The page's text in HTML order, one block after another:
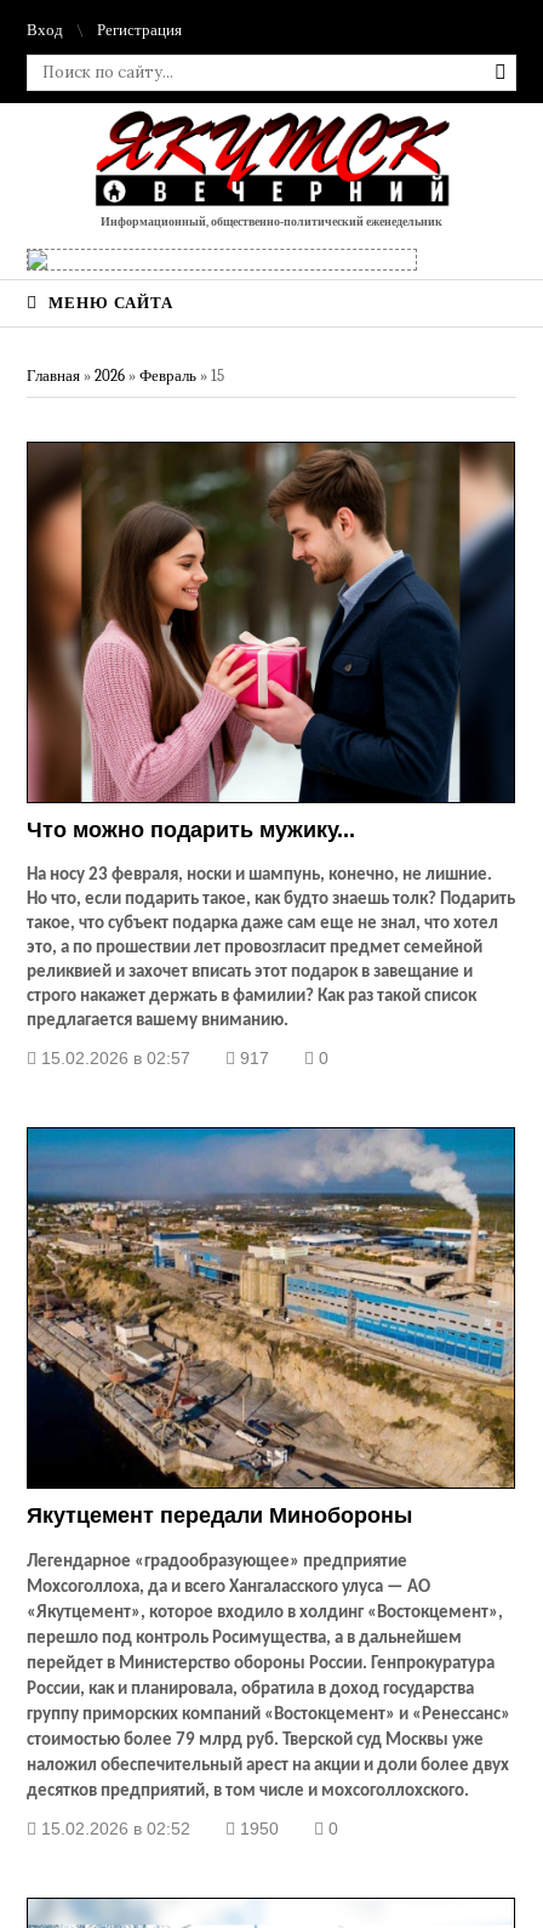
Вход Регистрация
Информационный, общественно-политический еженедельник
МЕНЮ САЙТА
Главная »2026 » Февраль » 15
Что можно подарить мужику...
На носу 23 февраля, носки и шампунь, конечно, не лишние.
Но что, если подарить такое, как будто знаешь толк? Подарить
такое, что субъект подарка даже сам еще не знал, что хотел
это, а по прошествии лет провозгласит предмет семейной
реликвией и захочет вписать этот подарок в завещание и
строго накажет держать в фамилии? Как раз такой список
предлагается вашему вниманию.
15.02.2026 в 02:57 917 0
Якутцемент передали Минобороны
Легендарное «градообразующее» предприятие
Мохсоголлоха, да и всего Хангаласского улуса — АО
«Якутцемент», которое входило в холдинг «Востокцемент»,
перешло под контроль Росимущества, а в дальнейшем
перейдет в Министерство обороны России. Генпрокуратура
России, как и планировала, обратила в доход государства
группу приморских компаний «Востокцемент» и «Ренессанс»
стоимостью более 79 млрд руб. Тверской суд Москвы уже
наложил обеспечительный арест на акции и доли более двух
десятков предприятий, в том числе и мохсоголлохского.
15.02.2026 в 02:52 1950 0